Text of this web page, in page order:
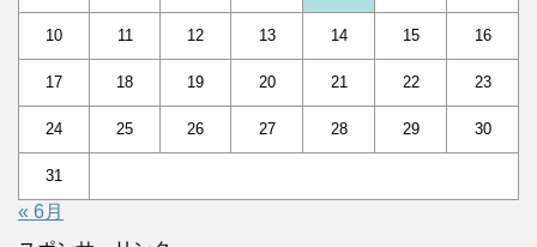
10 11 12 13 14 15 16
17 18 19 20 21 22 23
24 25 26 27 28 29 30
31
« 6月